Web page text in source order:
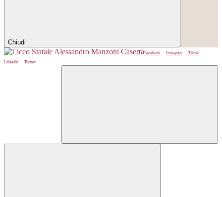
Chiudi
Facebook Instagram
Tiktok
Linkedin
Twitter